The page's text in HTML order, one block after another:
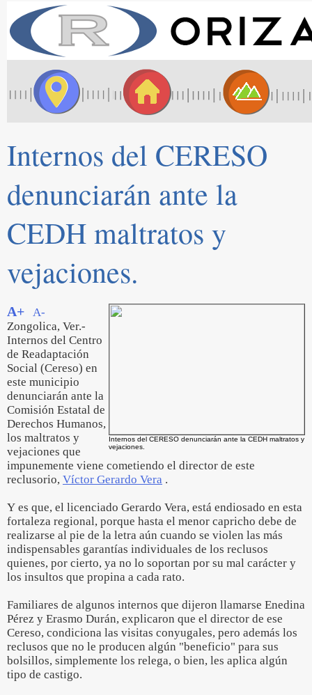
Internos del CERESO
denunciarán ante la
CEDH maltratos y
vejaciones.
Internos del CERESO denunciarán ante la CEDH maltratos y
vejaciones.
A+
A-
Zongolica, Ver.-
Internos del Centro
de Readaptación
Social (Cereso) en
este municipio
denunciarán ante la
Comisión Estatal de
Derechos Humanos,
los maltratos y
vejaciones que
impunemente viene cometiendo el director de este
reclusorio, Víctor Gerardo Vera .
Y es que, el licenciado Gerardo Vera, está endiosado en esta
fortaleza regional, porque hasta el menor capricho debe de
realizarse al pie de la letra aún cuando se violen las más
indispensables garantías individuales de los reclusos
quienes, por cierto, ya no lo soportan por su mal carácter y
los insultos que propina a cada rato.
Familiares de algunos internos que dijeron llamarse Enedina
Pérez y Erasmo Durán, explicaron que el director de ese
Cereso, condiciona las visitas conyugales, pero además los
reclusos que no le producen algún "beneficio" para sus
bolsillos, simplemente los relega, o bien, les aplica algún
tipo de castigo.